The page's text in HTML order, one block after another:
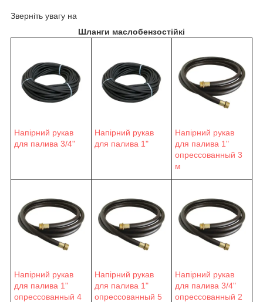
Зверніть увагу на
Шланги маслобензостійкі
Напірний рукав
для палива 3/4"
Напірний рукав
для палива 1"
Напірний рукав
для палива 1"
опрессованный 3
м
Напірний рукав
для палива 1"
опрессованный 4
Напірний рукав
для палива 1"
опрессованный 5
Напірний рукав
для палива 3/4"
опрессованный 2